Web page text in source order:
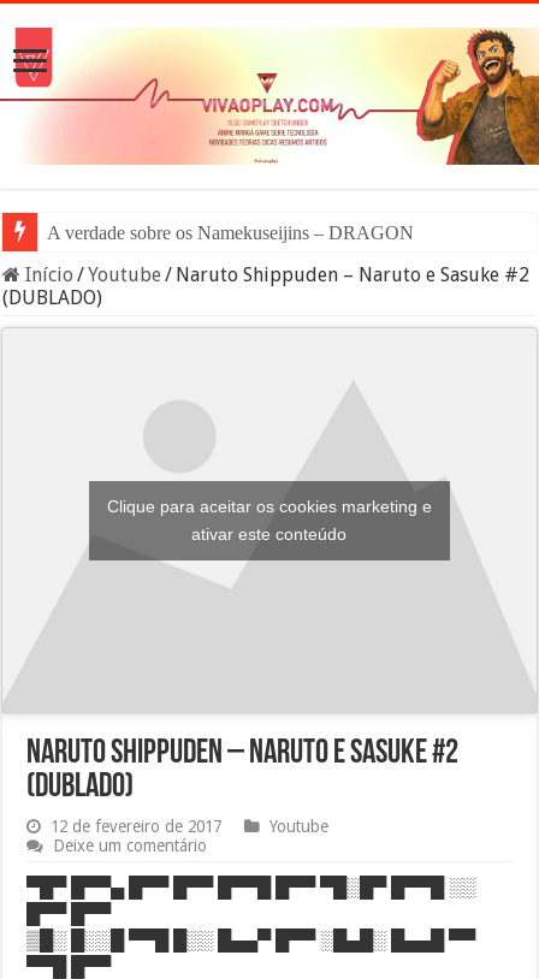
A verdade sobre os Namekuseijins – DRAGON BALL #News
Início /Youtube / Naruto Shippuden – Naruto e Sasuke #2
(DUBLADO)
Clique para aceitar os cookies marketing e
ativar este conteúdo
Naruto Shippuden – Naruto e Sasuke #2
(DUBLADO)
12 de fevereiro de 2017
Youtube
Deixe um comentário
▀█▀ █▀▀▄ █▀▀ █▀▀ █▀▀█ █▀▀ ▀█░█▀ █▀▀█ ░░
█▀▀ █▀▀
▒█░ █░░█ ▀▀█ █░░ █▄▄▀ █▀▀ ░█▄█░ █▄▄█ ▀▀
▀▀█ █▀▀